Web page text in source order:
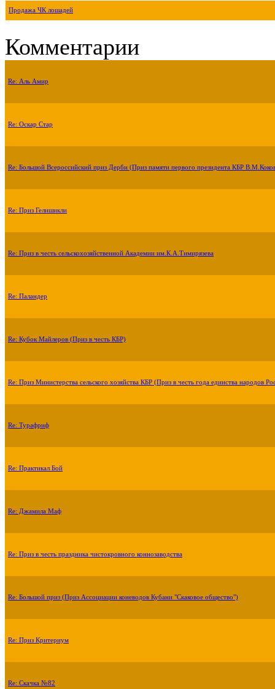
Продажа ЧК лошадей
Комментарии
Re: Аль Амир
Re: Оскар Стар
Re: Большой Всероссийский приз Дерби (Приз памяти первого президента КБР
Re: Приз Гелишикли
Re: Приз в честь сельскохозяйственной Академии им.К.А.Тимирязева
Re: Паландер
Re: Кубок Майлеров (Приз в честь КБР)
Re: Приз Министерства сельского хозяйства КБР (Приз в честь года единства народов
Re: Турафриф
Re: Практикал Бой
Re: Джамила Маф
Re: Приз в честь праздника чистокровного коннозаводства
Re: Большой приз (Приз Ассоциации коневодов Кубани "Скаковое общество")
Re: Приз Критериум
Re: Скачка №82